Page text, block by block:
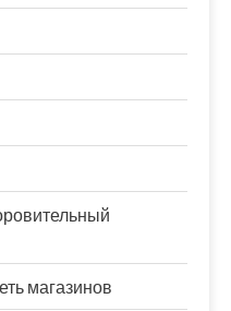
магазинов